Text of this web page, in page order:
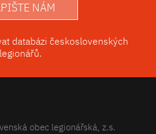
NÁM
databázi československých
legionářů.
obec legionářská, z.s.